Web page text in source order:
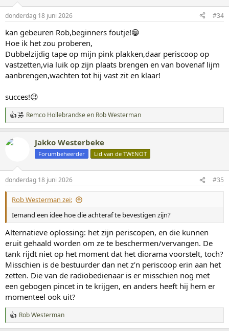
n
e
n
:
donderdag 18 juni 2026 #34
kan gebeuren Rob,beginners foutje!😁
Hoe ik het zou proberen,
Dubbelzijdig tape op mijn pink plakken,daar periscoop op
vastzetten,via luik op zijn plaats brengen en van bovenaf lijm
aanbrengen,wachten tot hij vast zit en klaar!
succes!😉
W
a
r
n
g
Remco Hollebrandseen Rob Westerman
Jakko Westerbeke
Forumbeheerder Lid van de TWENOT
donderdag 18 juni 2026 #35
Rob Westerman zei:
Iemand een idee hoe die achteraf te bevestigen zijn?
Alternatieve oplossing: het zijn periscopen, en die kunnen
eruit gehaald worden om ze te beschermen/vervangen. De
tank rijdt niet op het moment dat het diorama voorstelt, toch?
Misschien is de bestuurder dan net z’n periscoop erin aan het
zetten. Die van de radiobedienaar is er misschien nog met
een gebogen pincet in te krijgen, en anders heeft hij hem er
momenteel ook uit?
W
a
Rob Westerman